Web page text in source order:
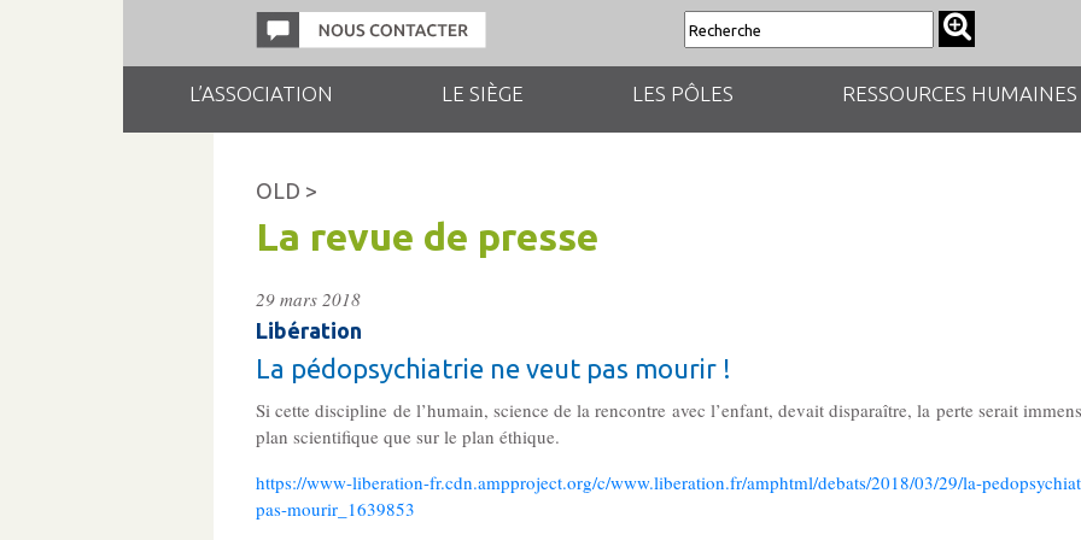
L’ASSOCIATION LE SIÈGE LES PÔLES RESSOURCES HUMAINES
OLD >
La revue de presse
29 mars 2018
Libération
La pédopsychiatrie ne veut pas mourir !
Si cette discipline de l’humain, science de la rencontre avec l’enfant, devait disparaître, la perte serait
plan scientifique que sur le plan éthique.
https://www-liberation-fr.cdn.ampproject.org/c/www.liberation.fr/amphtml/debats/2018/03/29/la-
pas-mourir_1639853